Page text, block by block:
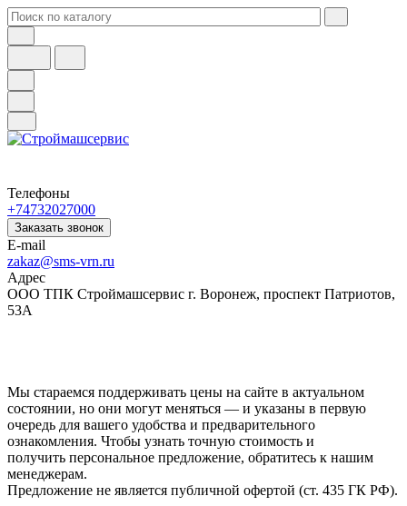
Телефоны
+74732027000
Заказать звонок
E-mail
zakaz@sms-vrn.ru
Адрес
ООО ТПК Строймашсервис г. Воронеж, проспект Патриотов,
53А
Мы стараемся поддерживать цены на сайте в актуальном
состоянии, но они могут меняться — и указаны в первую
очередь для вашего удобства и предварительного
ознакомления. Чтобы узнать точную стоимость и
получить персональное предложение, обратитесь к нашим
менеджерам.
Предложение не является публичной офертой (ст. 435 ГК РФ).